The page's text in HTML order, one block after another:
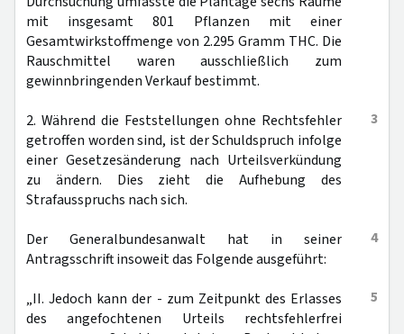
mit insgesamt 801 Pflanzen mit einer
Gesamtwirkstoffmenge von 2.295 Gramm THC. Die
Rauschmittel waren ausschließlich zum
gewinnbringenden Verkauf bestimmt.
3
2. Während die Feststellungen ohne Rechtsfehler
getroffen worden sind, ist der Schuldspruch infolge
einer Gesetzesänderung nach Urteilsverkündung
zu ändern. Dies zieht die Aufhebung des
Strafausspruchs nach sich.
4
Der Generalbundesanwalt hat in seiner
Antragsschrift insoweit das Folgende ausgeführt:
5
„II. Jedoch kann der - zum Zeitpunkt des Erlasses
des angefochtenen Urteils rechtsfehlerfrei